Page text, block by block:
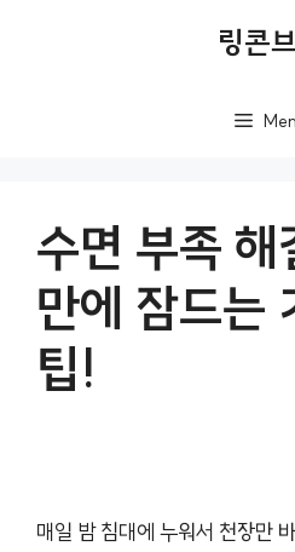
링콘
수면 부족
만에 잠드는
팁!
매일 밤 침대에 누워서 천장만